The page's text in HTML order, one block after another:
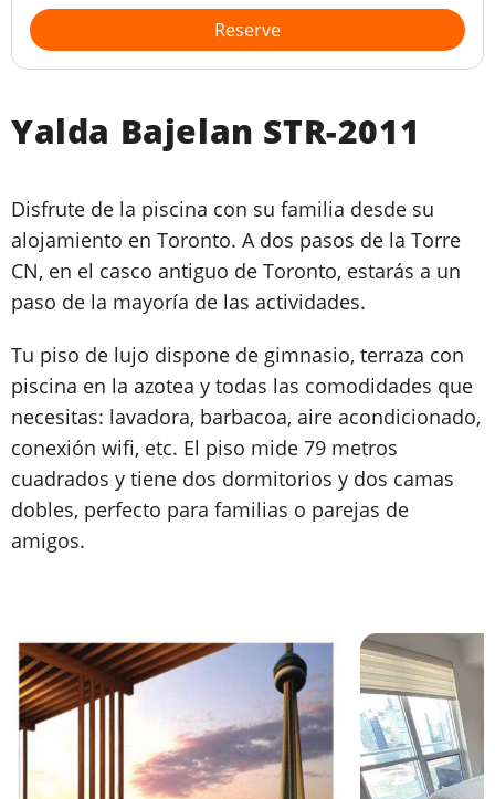
Reserve
Yalda Bajelan STR-2011
Disfrute de la piscina con su familia desde su
alojamiento en Toronto. A dos pasos de la Torre
CN, en el casco antiguo de Toronto, estarás a un
paso de la mayoría de las actividades.
Tu piso de lujo dispone de gimnasio, terraza con
piscina en la azotea y todas las comodidades que
necesitas: lavadora, barbacoa, aire acondicionado,
conexión wifi, etc. El piso mide 79 metros
cuadrados y tiene dos dormitorios y dos camas
dobles, perfecto para familias o parejas de
amigos.